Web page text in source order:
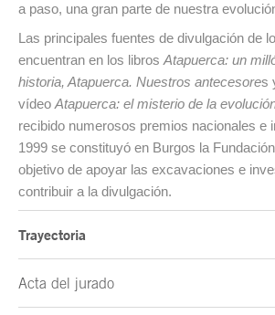
a paso, una gran parte de nuestra
Las principales fuentes de divulgación de
encuentran en los libros Atapuerca: un
historia, Atapuerca. Nuestros antecesores
vídeo Atapuerca: el misterio de la
recibido numerosos premios nacionales e
1999 se constituyó en Burgos la
objetivo de apoyar las excavaciones e
contribuir a la divulgación.
Trayectoria
Acta del jurado